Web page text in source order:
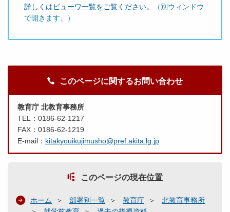
詳しくはビューワ一覧をご覧ください。
（別ウィンドウ
で開きます。）
このページに関するお問い合わせ
教育庁 北教育事務所
TEL：0186-62-1217
FAX：0186-62-1219
E-mail： kitakyouikujimusho@pref.akita.lg.jp
このページの現在位置
ホーム 部署別一覧 教育庁
北教育事務所